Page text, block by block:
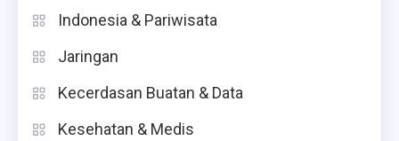
Indonesia & Pariwisata
Jaringan
Kecerdasan Buatan & Data
Kesehatan & Medis